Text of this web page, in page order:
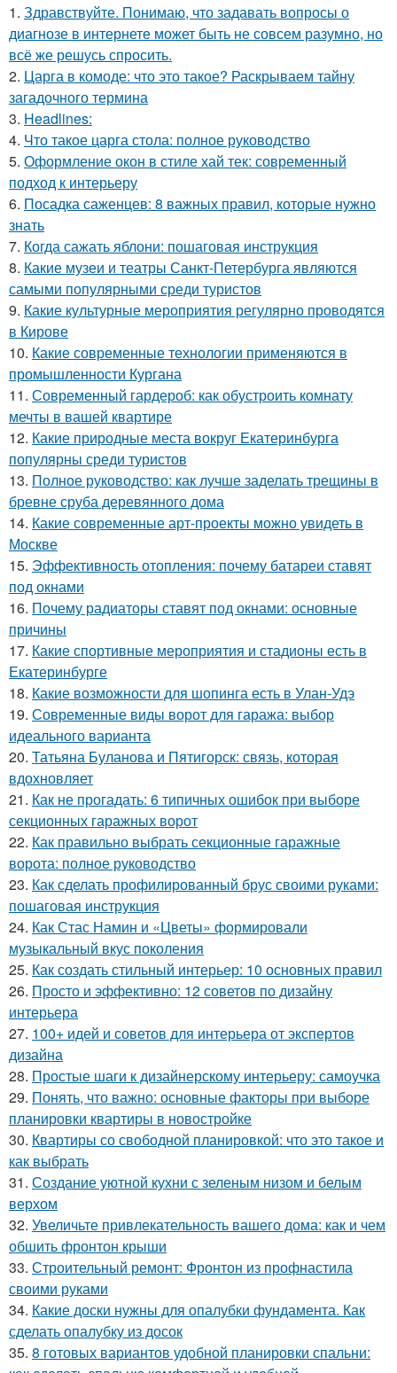
1. Здравствуйте. Понимаю, что задавать вопросы о
диагнозе в интернете может быть не совсем разумно, но
всё же решусь спросить.
2. Царга в комоде: что это такое? Раскрываем тайну
загадочного термина
3. Headlines:
4. Что такое царга стола: полное руководство
5. Оформление окон в стиле хай тек: современный
подход к интерьеру
6. Посадка саженцев: 8 важных правил, которые нужно
знать
7. Когда сажать яблони: пошаговая инструкция
8. Какие музеи и театры Санкт-Петербурга являются
самыми популярными среди туристов
9. Какие культурные мероприятия регулярно проводятся
в Кирове
10. Какие современные технологии применяются в
промышленности Кургана
11. Современный гардероб: как обустроить комнату
мечты в вашей квартире
12. Какие природные места вокруг Екатеринбурга
популярны среди туристов
13. Полное руководство: как лучше заделать трещины в
бревне сруба деревянного дома
14. Какие современные арт-проекты можно увидеть в
Москве
15. Эффективность отопления: почему батареи ставят
под окнами
16. Почему радиаторы ставят под окнами: основные
причины
17. Какие спортивные мероприятия и стадионы есть в
Екатеринбурге
18. Какие возможности для шопинга есть в Улан-Удэ
19. Современные виды ворот для гаража: выбор
идеального варианта
20. Татьяна Буланова и Пятигорск: связь, которая
вдохновляет
21. Как не прогадать: 6 типичных ошибок при выборе
секционных гаражных ворот
22. Как правильно выбрать секционные гаражные
ворота: полное руководство
23. Как сделать профилированный брус своими руками:
пошаговая инструкция
24. Как Стас Намин и «Цветы» формировали
музыкальный вкус поколения
25. Как создать стильный интерьер: 10 основных правил
26. Просто и эффективно: 12 советов по дизайну
интерьера
27. 100+ идей и советов для интерьера от экспертов
дизайна
28. Простые шаги к дизайнерскому интерьеру: самоучка
29. Понять, что важно: основные факторы при выборе
планировки квартиры в новостройке
30. Квартиры со свободной планировкой: что это такое и
как выбрать
31. Создание уютной кухни с зеленым низом и белым
верхом
32. Увеличьте привлекательность вашего дома: как и чем
обшить фронтон крыши
33. Строительный ремонт: Фронтон из профнастила
своими руками
34. Какие доски нужны для опалубки фундамента. Как
сделать опалубку из досок
35. 8 готовых вариантов удобной планировки спальни: